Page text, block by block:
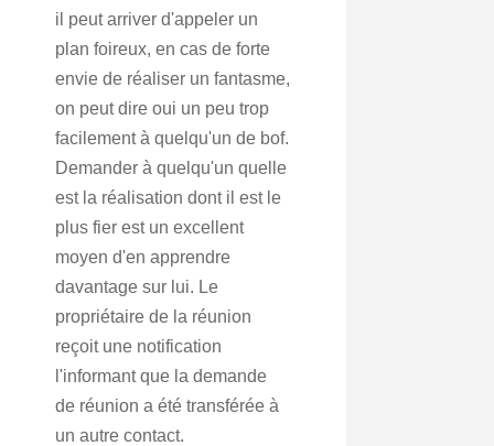
il peut arriver d'appeler un
plan foireux, en cas de forte
envie de réaliser un fantasme,
on peut dire oui un peu trop
facilement à quelqu'un de bof.
Demander à quelqu'un quelle
est la réalisation dont il est le
plus fier est un excellent
moyen d'en apprendre
davantage sur lui. Le
propriétaire de la réunion
reçoit une notification
l'informant que la demande
de réunion a été transférée à
un autre contact.